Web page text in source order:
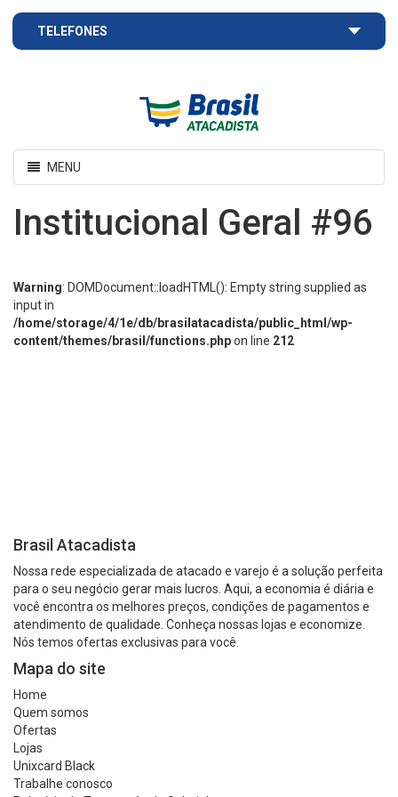
TELEFONES
Atacadista
Toggle
navigation
MENU
Institucional Geral #96
Warning: DOMDocument::loadHTML(): Empty string supplied as
input in
/home/storage/4/1e/db/brasilatacadista/public_html/wp-
content/themes/brasil/functions.phpon line 212
Brasil Atacadista
Nossa rede especializada de atacado e varejo é a solução perfeita
para o seu negócio gerar mais lucros. Aqui, a economia é diária e
você encontra os melhores preços, condições de pagamentos e
atendimento de qualidade. Conheça nossas lojas e economize.
Nós temos ofertas exclusivas para você.
Mapa do site
Home
Quem somos
Ofertas
Lojas
Unixcard Black
Trabalhe conosco